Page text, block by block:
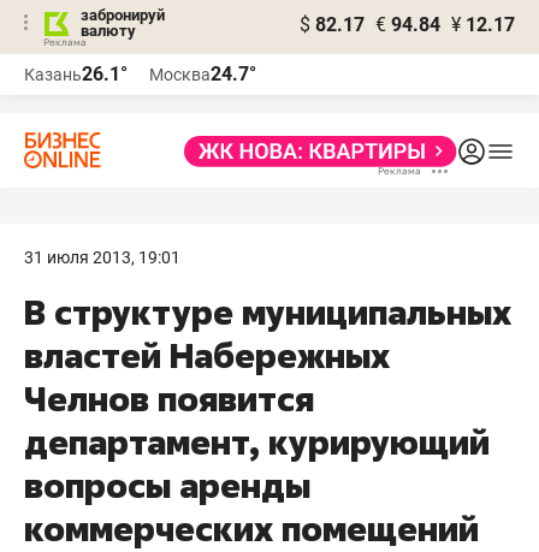
забронируй
валюту
$ 82.17 € 94.84 ¥ 12.17
Казань26.1° Москва24.7°
31 июля 2013, 19:01
В структуре муниципальных
властей Набережных
Челнов появится
департамент, курирующий
вопросы аренды
коммерческих помещений